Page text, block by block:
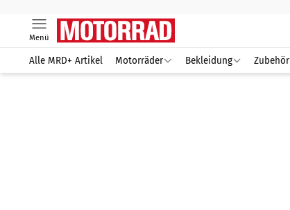
Menü
Alle MRD+ Artikel Motorräder Bekleidung Zubehör